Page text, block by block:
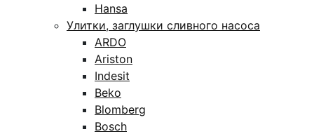
Hansa
Улитки, заглушки сливного насоса
ARDO
Ariston
Indesit
Beko
Blomberg
Bosch